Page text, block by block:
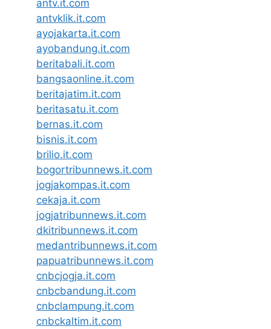
antv.it.com
antvklik.it.com
ayojakarta.it.com
ayobandung.it.com
beritabali.it.com
bangsaonline.it.com
beritajatim.it.com
beritasatu.it.com
bernas.it.com
bisnis.it.com
brilio.it.com
bogortribunnews.it.com
jogjakompas.it.com
cekaja.it.com
jogjatribunnews.it.com
dkitribunnews.it.com
medantribunnews.it.com
papuatribunnews.it.com
cnbcjogja.it.com
cnbcbandung.it.com
cnbclampung.it.com
cnbckaltim.it.com